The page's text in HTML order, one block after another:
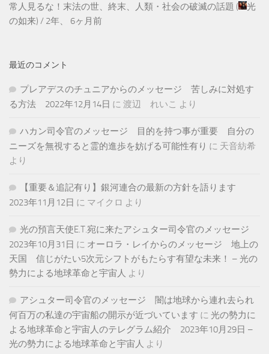
常人見るな！末法の世、終末、人類・社会の破滅の話題 (
光
の如来) / 2年、 6ヶ月前
最近のコメント
プレアデスのチュニアからのメッセージ 苦しみに対処す
る方法 2022年12月14日 に 渡辺 れいこ より
ハカン司令官のメッセージ 目的を持つ事が重要 自分の
ニーズを無視すると霊的進歩を妨げる可能性有り に 天音紡希
より
【重要＆追記有り】銀河連合の最新の方針を語ります
2023年11月12日 に マイクロ より
光の預言天使E.T.宛に来たアシュター司令官のメッセージ
2023年10月31日 に オーロラ・レイからのメッセージ 地上の
天国 信じがたい5次元シフトがもたらす有望な未来！ – 光の
勢力による地球革命と宇宙人 より
アシュター司令官のメッセージ 闇は地球から連れ去られ
何百万の私達の宇宙船の開示が近づいています に 光の勢力に
よる地球革命と宇宙人のテレグラム紹介 2023年10月29日 –
光の勢力による地球革命と宇宙人 より